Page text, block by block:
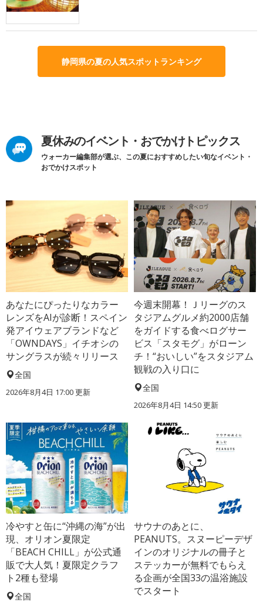
静岡県の夏の人気スポットランキング
夏休みのイベント・おでかけトピックス
ウォーカー編集部が選ぶ、この夏におすすめしたい旬なイベント・
おでかけスポット
あなたにぴったりなカラー
レンズをAIが診断！スペイン
発アイウェアブランドなど
「OWNDAYS」イチオシの
サングラスが続々リリース
全国
2026年8月4日 17:00更新
今週末開幕！Ｊリーグのス
タジアムグルメ約2000店舗
をガイドする食べログサー
ビス「スタモグ」がローン
チ！“おいしい”をスタジアム
観戦の入り口に
全国
2026年8月4日 14:50更新
冷やすと缶に“沖縄の海”が出
現、オリオン夏限定
「BEACH CHILL」が公式通
販で大人気！夏限定クラフ
ト2種も登場
全国
サウナのあとに、
PEANUTS。スヌーピーデザ
インのオリジナルの冊子と
ステッカーが無料でもらえ
る企画が全国33の温浴施設
でスタート